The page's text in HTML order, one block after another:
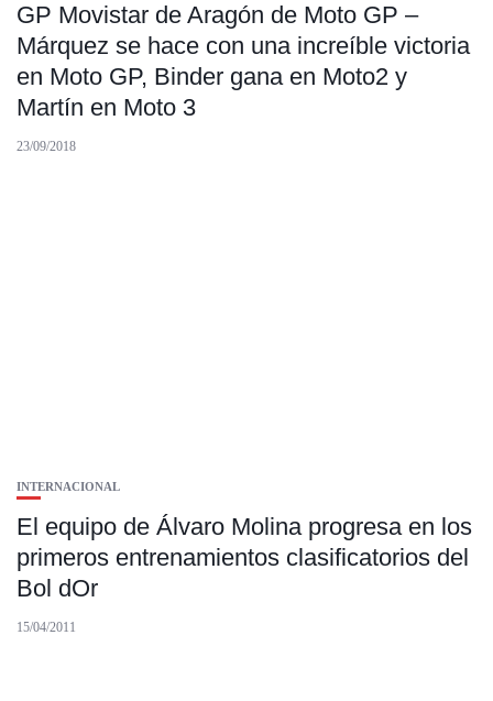
GP Movistar de Aragón de Moto GP –
Márquez se hace con una increíble victoria
en Moto GP, Binder gana en Moto2 y
Martín en Moto 3
23/09/2018
INTERNACIONAL
El equipo de Álvaro Molina progresa en los
primeros entrenamientos clasificatorios del
Bol dOr
15/04/2011